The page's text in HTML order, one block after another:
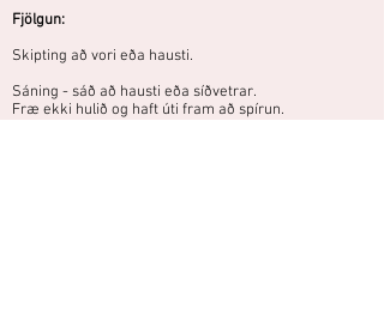
Fjölgun:
Skipting að vori eða hausti.
Sáning - sáð að hausti eða síðvetrar.
Fræ ekki hulið og haft úti fram að spírun.